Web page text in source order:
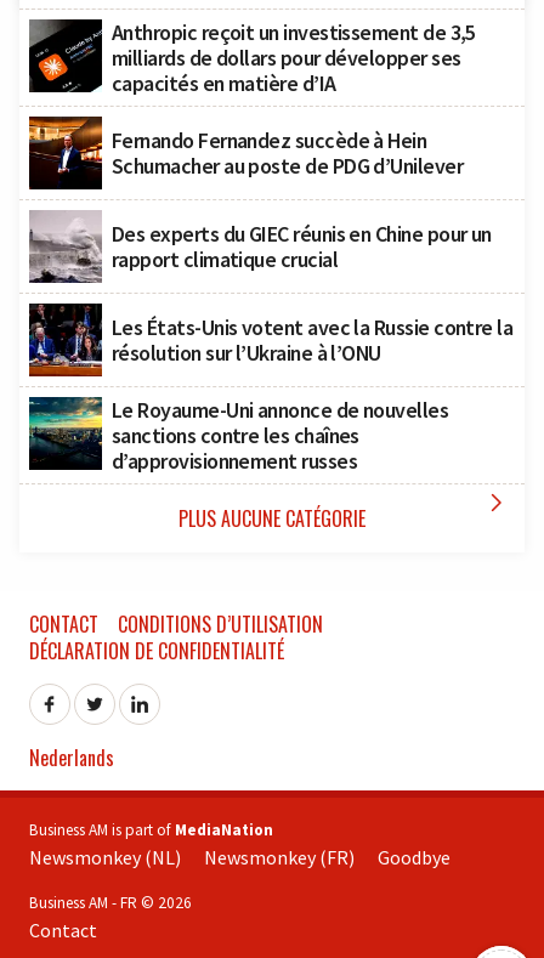
Anthropic reçoit un investissement de 3,5
milliards de dollars pour développer ses
capacités en matière d’IA
Fernando Fernandez succède à Hein
Schumacher au poste de PDG d’Unilever
Des experts du GIEC réunis en Chine pour un
rapport climatique crucial
Les États-Unis votent avec la Russie contre la
résolution sur l’Ukraine à l’ONU
Le Royaume-Uni annonce de nouvelles
sanctions contre les chaînes
d’approvisionnement russes
PLUS AUCUNE CATÉGORIE 
CONTACT
CONDITIONS D’UTILISATION
DÉCLARATION DE CONFIDENTIALITÉ
Nederlands
Business AM is part of MediaNation
Newsmonkey (NL) Newsmonkey (FR) Goodbye
Business AM - FR © 2026
Contact